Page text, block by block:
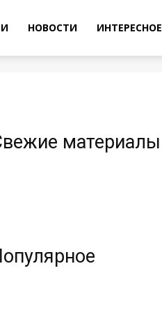
НОВОСТИ ИНТЕРЕСНОЕ
материалы